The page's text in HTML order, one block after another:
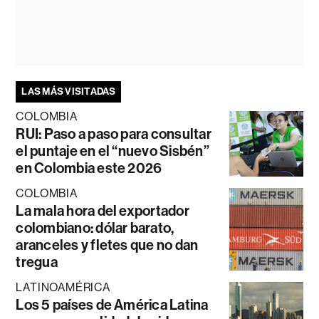
LAS MÁS VISITADAS
COLOMBIA
RUI: Paso a paso para consultar
el puntaje en el “nuevo Sisbén”
en Colombia este 2026
COLOMBIA
La mala hora del exportador
colombiano: dólar barato,
aranceles y fletes que no dan
tregua
LATINOAMÉRICA
Los 5 países de América Latina